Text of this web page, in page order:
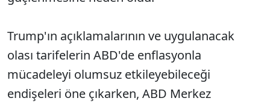
Trump'ın açıklamalarının ve uygulanacak
olası tarifelerin ABD'de enflasyonla
mücadeleyi olumsuz etkileyebileceği
endişeleri öne çıkarken, ABD Merkez